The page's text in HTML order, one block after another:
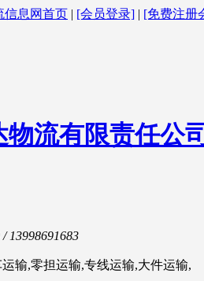
信息网首页 | [会员登录] | [免费注册
物流有限责任公
13998691683
输,零担运输,专线运输,大件运输,